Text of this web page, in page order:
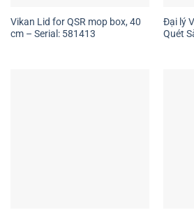
Vikan Lid for QSR mop box, 40
cm – Serial: 581413
Đại lý
Quét